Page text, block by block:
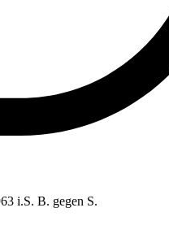
i.S. B. gegen S.